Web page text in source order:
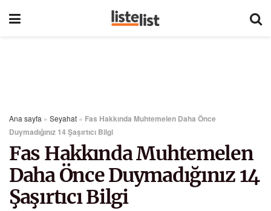
Ana sayfa » Seyahat » Fas Hakkında Muhtemelen Daha Önce
Duymadığınız 14 Şaşırtıcı Bilgi
Fas Hakkında Muhtemelen
Daha Önce Duymadığınız 14
Şaşırtıcı Bilgi